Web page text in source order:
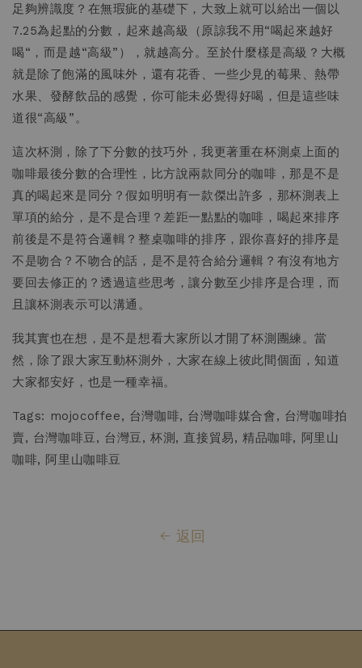
足夠辨識度？在無瑕疵的基礎下，大致上就可以給出一個以
7.25為起點的分數，起來越高級（原諒我不用“喝起來越好
喝“，而是越“高級”），就越高分。至於什麼樣是高級？大概
就是除了飽滿的風味外，還有花香、一些少見的莓果、熱帶
水果、發酵飲品的感覺，你可能未必覺得好喝，但是這些味
道很“高級”。
這次杯測，除了下分數的技巧外，我更著重在杯測桌上面的
咖啡最後分數的合理性，比方說兩款同分的咖啡，那是不是
真的喝起來是同分？假如明明有一款傑出許多，那杯測表上
單項的給分，是不是合理？差距一點點的咖啡，喝起來排序
前後是不是符合邏輯？整桌咖啡的排序，跟你喜好的排序是
不是吻合？不吻合的話，是不是符合給分邏輯？有沒有地方
要回去修正的？透過這些思考，讓分數至少排序是合理，而
且讓杯測表示可以溝通。
我其實也在想，是不是想看大家所以才開了杯測團練。當
然，除了跟大家互動杯測外，大家在線上彼此間個面，知道
大家都安好，也是一種幸福。
Tags: mojocoffee, 台灣咖啡, 台灣咖啡媒合會, 台灣咖啡拍
賣, 台灣咖啡豆, 台灣豆, 杯測, 直接貿易, 精品咖啡, 阿里山
咖啡, 阿里山咖啡豆
返回